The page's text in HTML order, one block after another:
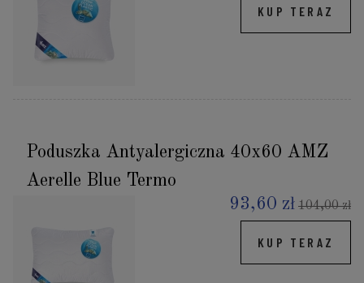
KUP TERAZ
Poduszka Antyalergiczna 40x60 AMZ
Aerelle Blue Termo
93,60 zł 104,00 zł
KUP TERAZ